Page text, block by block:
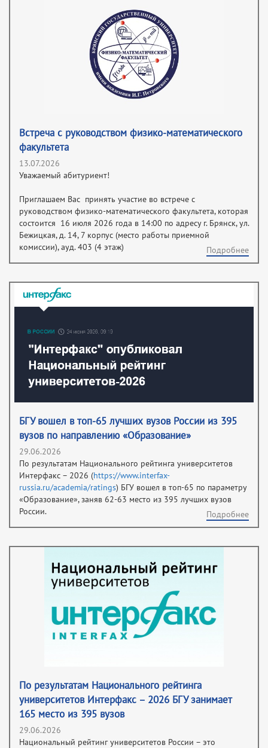
Встреча с руководством физико-математического
факультета
13.07.2026
Уважаемый абитуриент!
Приглашаем Вас принять участие во встрече с
руководством физико-математического факультета, которая
состоится 16 июля 2026 года в 14:00 по адресу г. Брянск, ул.
Бежицкая, д. 14, 7 корпус (место работы приемной
комиссии), ауд. 403 (4 этаж)
Подробнее
БГУ вошел в топ-65 лучших вузов России из 395
вузов по направлению «Образование»
29.06.2026
По результатам Национального рейтинга университетов
Интерфакс – 2026 (https://www.interfax-
russia.ru/academia/ratings) БГУ вошел в топ-65 по параметру
«Образование», заняв 62-63 место из 395 лучших вузов
России.
Подробнее
По результатам Национального рейтинга
университетов Интерфакс – 2026 БГУ занимает
165 место из 395 вузов
29.06.2026
Национальный рейтинг университетов России – это